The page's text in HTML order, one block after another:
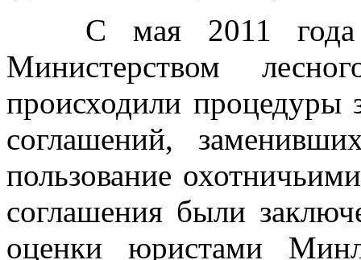
С мая 2011 года
Министерством
происходили процедуры
соглашений,
пользование
соглашения были
оценки юристами